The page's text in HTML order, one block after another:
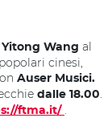
Yitong Wang al
cinesi,
Auser Musici.
dalle 18.00.
ftma.it/ .